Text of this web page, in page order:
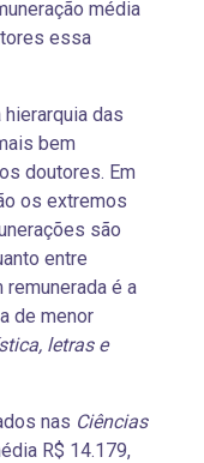
média
essa
das
bem
doutores. Em
os extremos
são
entre
é a
de menor
letras e
nas Ciências
R$ 14.179,